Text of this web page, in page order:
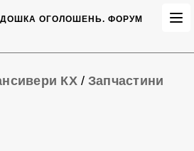
ДОШКА ОГОЛОШЕНЬ. ФОРУМ
КХ/ Запчастини